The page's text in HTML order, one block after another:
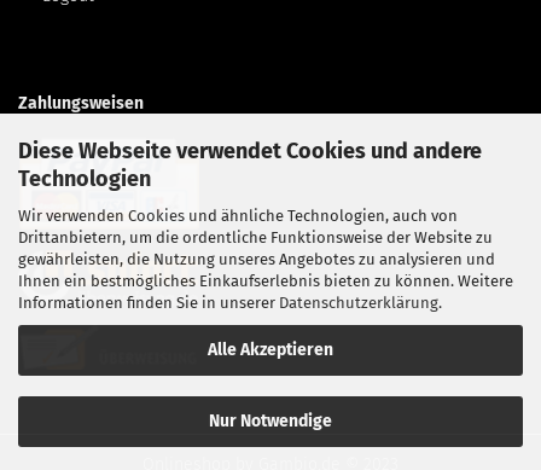
Diese Webseite verwendet Cookies und andere
Technologien
Wir verwenden Cookies und ähnliche Technologien, auch von
Drittanbietern, um die ordentliche Funktionsweise der Website zu
gewährleisten, die Nutzung unseres Angebotes zu analysieren und
Ihnen ein bestmögliches Einkaufserlebnis bieten zu können. Weitere
Informationen finden Sie in unserer Datenschutzerklärung.
Alle Akzeptieren
Nur Notwendige
Zahlungsweisen